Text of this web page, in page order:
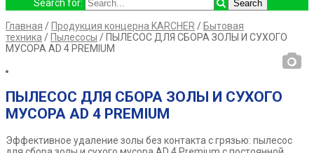
Search for:
Главная / Продукция концерна KARCHER / Бытовая
техника / Пылесосы / ПЫЛЕСОС ДЛЯ СБОРА ЗОЛЫ И СУХОГО
МУСОРА AD 4 PREMIUM
ПЫЛЕСОС ДЛЯ СБОРА ЗОЛЫ И СУХОГО
МУСОРА AD 4 PREMIUM
Эффективное удаление золы без контакта с грязью: пылесос